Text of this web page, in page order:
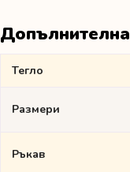
Тегло
Размери
Ръкав